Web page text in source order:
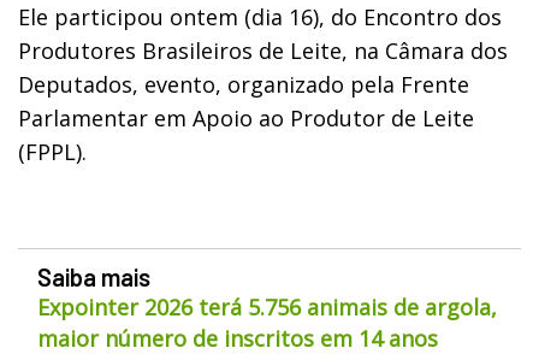
Ele participou ontem (dia 16), do Encontro dos
Produtores Brasileiros de Leite, na Câmara dos
Deputados, evento, organizado pela Frente
Parlamentar em Apoio ao Produtor de Leite
(FPPL).
Saiba mais
Expointer 2026 terá 5.756 animais de argola,
maior número de inscritos em 14 anos